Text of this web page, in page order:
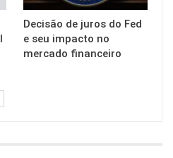
Decisão de juros do Fed
e seu impacto no
mercado financeiro